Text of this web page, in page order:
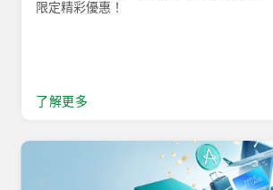
限定精彩優惠！
了解更多